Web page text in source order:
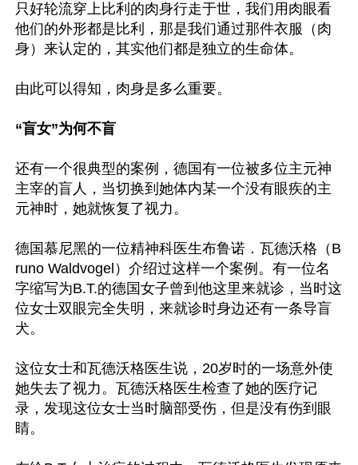
只好轮流穿上比利的肉身行走于世，我们用肉眼看
他们的外形都是比利，那是我们通过那件衣服（肉
身）来认定的，其实他们都是独立的生命体。
由此可以得知，肉身是多么重要。
“盲女”为何不盲
还有一个很典型的案例，德国有一位被多位主元神
主宰的盲人，当切换到她体内某一个没有眼疾的主
元神时，她就恢复了视力。
德国慕尼黑的一位精神科医生布鲁诺．瓦德沃格（B
runo Waldvogel）介绍过这样一个案例。有一位名
字缩写为B.T.的德国女子曾到他这里来就诊，当时这
位女士双眼完全失明，来就诊时身边还有一条导盲
犬。
这位女士和瓦德沃格医生说，20岁时的一场意外使
她失去了视力。瓦德沃格医生检查了她的医疗记
录，发现这位女士当时脑部受伤，但是没有伤到眼
睛。